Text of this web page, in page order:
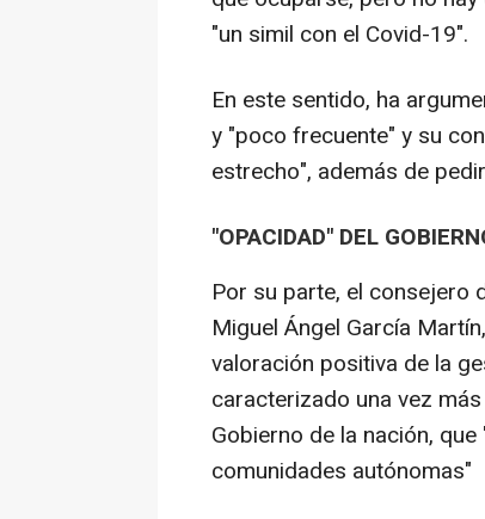
"un simil con el Covid-19".
En este sentido, ha
y "poco frecuente" y su
estrecho", además de
"OPACIDAD" DEL
Por su parte, el consejero
Miguel Ángel García
valoración positiva de la
caracterizado una vez
Gobierno de la nación,
comunidades autónomas"